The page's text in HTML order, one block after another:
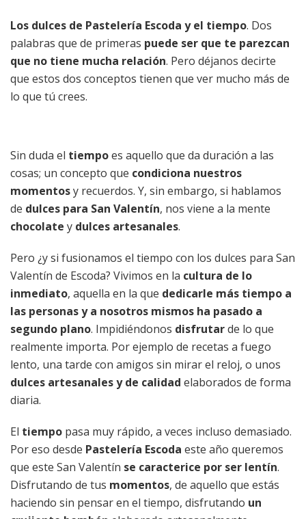
Los dulces de Pastelería Escoda y el tiempo. Dos
palabras que de primeras puede ser que te parezcan
que no tiene mucha relación. Pero déjanos decirte
que estos dos conceptos tienen que ver mucho más de
lo que tú crees.
Sin duda el tiempoes aquello que da duración a las
cosas; un concepto que condiciona nuestros
momentosy recuerdos. Y, sin embargo, si hablamos
de dulces para San Valentín, nos viene a la mente
chocolate y dulces artesanales.
Pero ¿y si fusionamos el tiempo con los dulces para San
Valentín de Escoda? Vivimos en la cultura de lo
inmediato, aquella en la que dedicarle más tiempo a
las personas y a nosotros mismos ha pasado a
segundo plano. Impidiéndonos disfrutarde lo que
realmente importa. Por ejemplo de recetas a fuego
lento, una tarde con amigos sin mirar el reloj, o unos
dulces artesanales y de calidad elaborados de forma
diaria.
El tiempo pasa muy rápido, a veces incluso demasiado.
Por eso desde Pastelería Escoda este año queremos
que este San Valentín se caracterice por ser lentín.
Disfrutando de tus momentos, de aquello que estás
haciendo sin pensar en el tiempo, disfrutando un